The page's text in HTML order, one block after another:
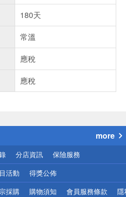
180天
常溫
應稅
應稅
小心！
more
分店資訊 保險服務
活動 得獎公佈
採購 購物須知 會員服務條款 隱